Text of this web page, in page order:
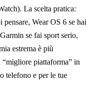
La scelta pratica:
Wear OS 6 se hai
se fai sport serio,
estrema è più
“migliore piattaforma” in
telefono e per le tue